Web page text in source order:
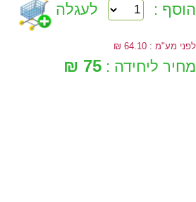
הוסף : לעגלה
לפני מע"מ : 64.10 ₪
מחיר ליחידה : 75 ₪